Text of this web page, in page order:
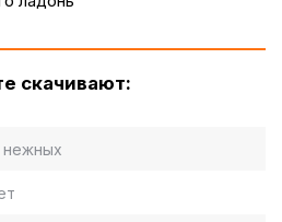
скачивают:
нежных